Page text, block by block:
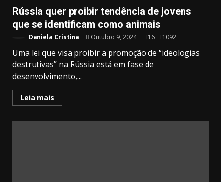
Rússia quer proibir tendência de jovens
que se identificam como animais
Daniela Cristina Outubro 9, 2024 16 1092
Uma lei que visa proibir a promoção de “ideologias
destrutivas” na Rússia está em fase de
desenvolvimento,...
Leia mais